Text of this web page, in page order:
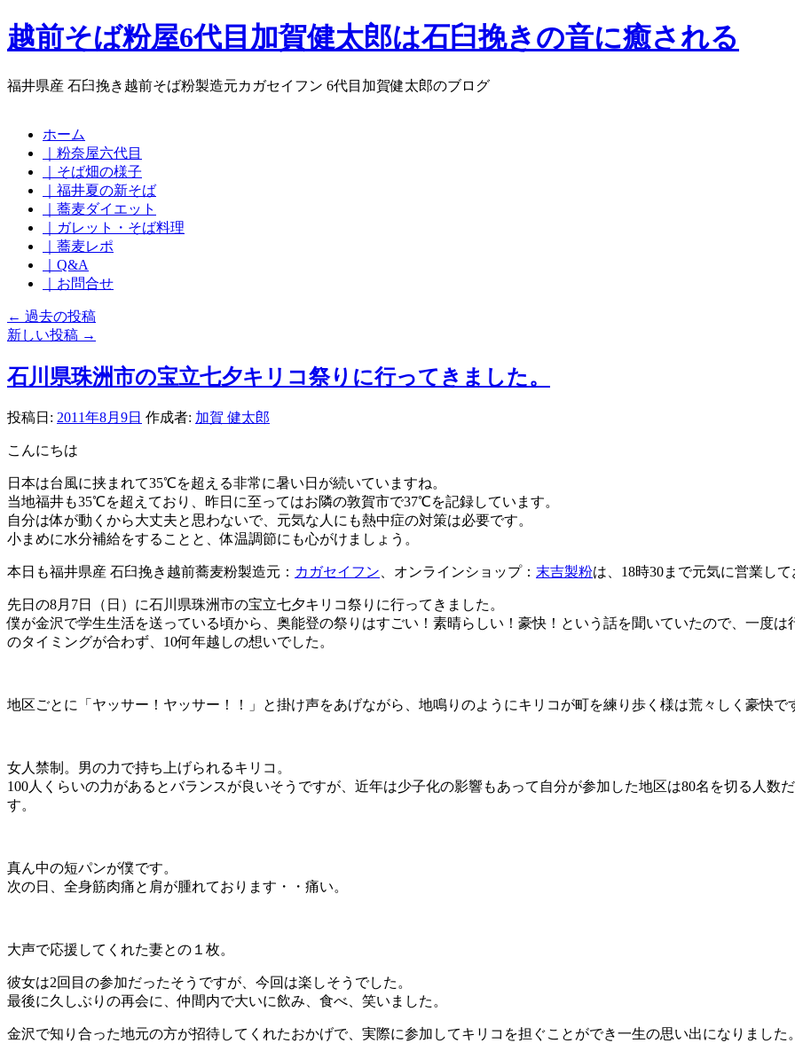
越前そば粉屋6代目加賀健太郎は石臼挽きの音に癒される
福井県産 石臼挽き越前そば粉製造元カガセイフン 6代目加賀健太郎のブログ
ホーム
｜粉奈屋六代目
｜そば畑の様子
｜福井夏の新そば
｜蕎麦ダイエット
｜ガレット・そば料理
｜蕎麦レポ
｜Q&A
｜お問合せ
← 過去の投稿
新しい投稿 →
石川県珠洲市の宝立七夕キリコ祭りに行ってきました。
投稿日: 2011年8月9日 作成者: 加賀 健太郎
こんにちは
日本は台風に挟まれて35℃を超える非常に暑い日が続いていますね。
当地福井も35℃を超えており、昨日に至ってはお隣の敦賀市で37℃を記録しています。
自分は体が動くから大丈夫と思わないで、元気な人にも熱中症の対策は必要です。
小まめに水分補給をすることと、体温調節にも心がけましょう。
本日も福井県産 石臼挽き越前蕎麦粉製造元： カガセイフン 、オンラインショップ： 末吉製粉は、18時30まで元気に営業し
先日の8月7日（日）に石川県珠洲市の宝立七夕キリコ祭りに行ってきました。
僕が金沢で学生生活を送っている頃から、奥能登の祭りはすごい！素晴らしい！豪快！という話を聞いていたので、一度
のタイミングが合わず、10何年越しの想いでした。
地区ごとに「ヤッサー！ヤッサー！！」と掛け声をあげながら、地鳴りのようにキリコが町を練り歩く様は荒々しく豪快で
女人禁制。男の力で持ち上げられるキリコ。
100人くらいの力があるとバランスが良いそうですが、近年は少子化の影響もあって自分が参加した地区は80名を切る人数
す。
真ん中の短パンが僕です。
次の日、全身筋肉痛と肩が腫れております・・痛い。
大声で応援してくれた妻との１枚。
彼女は2回目の参加だったそうですが、今回は楽しそうでした。
最後に久しぶりの再会に、仲間内で大いに飲み、食べ、笑いました。
金沢で知り合った地元の方が招待してくれたおかげで、実際に参加してキリコを担ぐことができ一生の思い出になりました。